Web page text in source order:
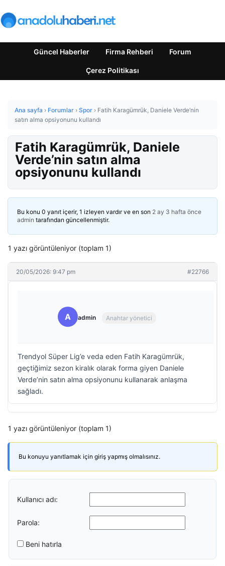
Güncel Haberler Firma Rehberi Forum
Çerez Politikası
Ana sayfa › Forumlar › Spor › Fatih Karagümrük, Daniele Verde’nin
satın alma opsiyonunu kullandı
Fatih Karagümrük, Daniele
Verde’nin satın alma
opsiyonunu kullandı
Bu konu 0 yanıt içerir, 1 izleyen vardır ve en son 2 ay 3 hafta önce
admin tarafından güncellenmiştir.
1 yazı görüntüleniyor (toplam 1)
20/05/2026: 9:47 pm #22766
A admin Anahtar yönetici
Trendyol Süper Lig’e veda eden Fatih Karagümrük,
geçtiğimiz sezon kiralık olarak forma giyen Daniele
Verde’nin satın alma opsiyonunu kullanarak anlaşma
sağladı.
1 yazı görüntüleniyor (toplam 1)
Bu konuyu yanıtlamak için giriş yapmış olmalısınız.
Kullanıcı adı:
Parola:
Beni hatırla